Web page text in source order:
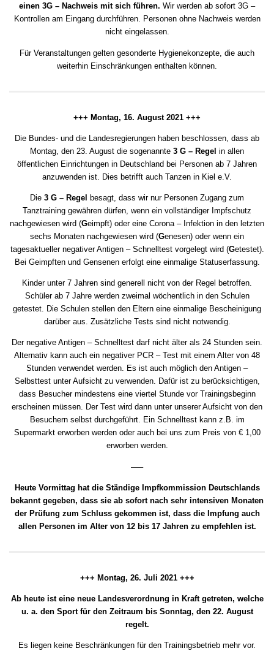
einen 3G – Nachweis mit sich führen. Wir werden ab sofort 3G –
Kontrollen am Eingang durchführen. Personen ohne Nachweis werden
nicht eingelassen.
Für Veranstaltungen gelten gesonderte Hygienekonzepte, die auch
weiterhin Einschränkungen enthalten können.
+++ Montag, 16. August 2021 +++
Die Bundes- und die Landesregierungen haben beschlossen, dass ab
Montag, den 23. August die sogenannte 3 G – Regel in allen
öffentlichen Einrichtungen in Deutschland bei Personen ab 7 Jahren
anzuwenden ist. Dies betrifft auch Tanzen in Kiel e.V.
Die 3 G – Regel
besagt, dass wir nur Personen Zugang zum
Tanztraining gewähren dürfen, wenn ein vollständiger Impfschutz
nachgewiesen wird (Geimpft) oder eine Corona – Infektion in den letzten
sechs Monaten nachgewiesen wird (Genesen) oder wenn ein
tagesaktueller negativer Antigen – Schnelltest vorgelegt wird (Getestet).
Bei Geimpften und Gensenen erfolgt eine einmalige Statuserfassung.
Kinder unter 7 Jahren sind generell nicht von der Regel betroffen.
Schüler ab 7 Jahre werden zweimal wöchentlich in den Schulen
getestet. Die Schulen stellen den Eltern eine einmalige Bescheinigung
darüber aus. Zusätzliche Tests sind nicht notwendig.
Der negative Antigen – Schnelltest darf nicht älter als 24 Stunden sein.
Alternativ kann auch ein negativer PCR – Test mit einem Alter von 48
Stunden verwendet werden. Es ist auch möglich den Antigen –
Selbsttest unter Aufsicht zu verwenden. Dafür ist zu berücksichtigen,
dass Besucher mindestens eine viertel Stunde vor Trainingsbeginn
erscheinen müssen. Der Test wird dann unter unserer Aufsicht von den
Besuchern selbst durchgeführt. Ein Schnelltest kann z.B. im
Supermarkt erworben werden oder auch bei uns zum Preis von € 1,00
erworben werden.
—–
Heute Vormittag hat die Ständige Impfkommission Deutschlands
bekannt gegeben, dass sie ab sofort nach sehr intensiven Monaten
der Prüfung zum Schluss gekommen ist, dass die Impfung auch
allen Personen im Alter von 12 bis 17 Jahren zu empfehlen ist.
+++ Montag, 26. Juli 2021 +++
Ab heute ist eine neue Landesverordnung in Kraft getreten, welche
u. a. den Sport für den Zeitraum bis Sonntag, den 22. August
regelt.
Es liegen keine Beschränkungen für den Trainingsbetrieb mehr vor.